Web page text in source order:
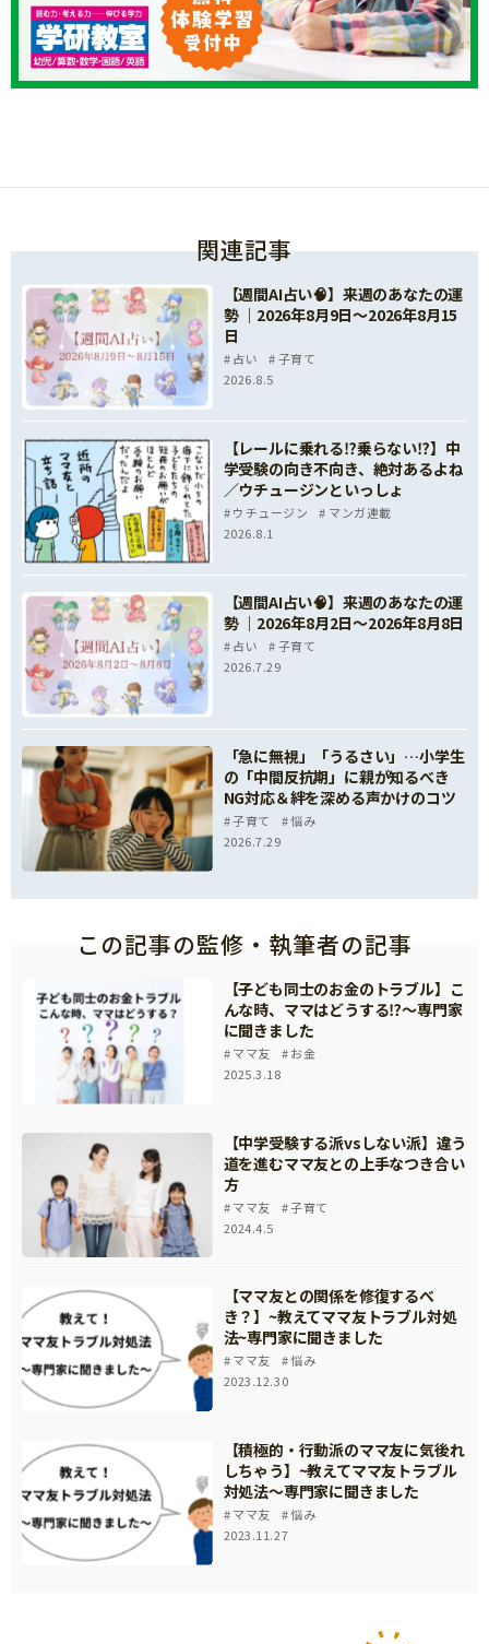
関連記事
【週間AI占い🧠】来週のあなたの運
勢 ｜2026年8月9日〜2026年8月15
日
占い
子育て
2026.8.5
【レールに乗れる⁉乗らない⁉】中
学受験の向き不向き、絶対あるよね
／ウチュージンといっしょ
ウチュージン
マンガ連載
2026.8.1
【週間AI占い🧠】来週のあなたの運
勢 ｜2026年8月2日〜2026年8月8日
占い
子育て
2026.7.29
「急に無視」「うるさい」…小学生
の「中間反抗期」に親が知るべき
NG対応＆絆を深める声かけのコツ
子育て
悩み
2026.7.29
この記事の監修・執筆者の記事
【子ども同士のお金のトラブル】こ
んな時、ママはどうする⁉～専門家
に聞きました
ママ友
お金
2025.3.18
【中学受験する派vsしない派】違う
道を進むママ友との上手なつき合い
方
ママ友
子育て
2024.4.5
【ママ友との関係を修復するべ
き？】~教えてママ友トラブル対処
法~専門家に聞きました
ママ友
悩み
2023.12.30
【積極的・行動派のママ友に気後れ
しちゃう】~教えてママ友トラブル
対処法～専門家に聞きました
ママ友
悩み
2023.11.27